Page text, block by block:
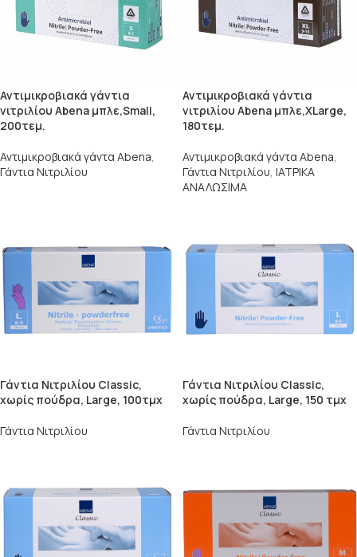
Αντιμικροβιακά γάντια
νιτριλίου Abena μπλε,Small,
200τεμ.
Αντιμικροβιακά γάντα Abena,
Γάντια Νιτριλίου
Αντιμικροβιακά γάντια
νιτριλίου Abena μπλε,XLarge,
180τεμ.
Αντιμικροβιακά γάντα Abena,
Γάντια Νιτριλίου, ΙΑΤΡΙΚΑ
ΑΝΑΛΩΣΙΜΑ
Γάντια Νιτριλίου Classic,
χωρίς πούδρα, Large, 100τμχ
Γάντια Νιτριλίου
Γάντια Νιτριλίου Classic,
χωρίς πούδρα, Large, 150 τμχ
Γάντια Νιτριλίου